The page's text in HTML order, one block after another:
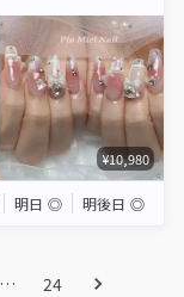
¥10,980
明日 ◎ 明後日 ◎
… 24